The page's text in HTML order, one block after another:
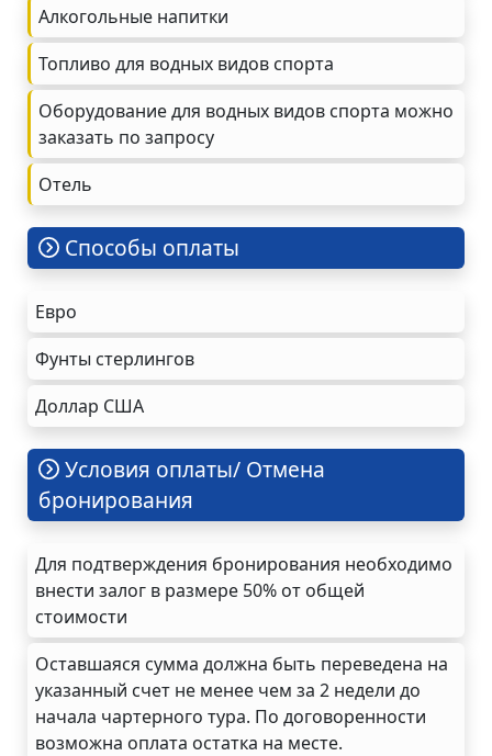
Алкогольные напитки
Топливо для водных видов спорта
Оборудование для водных видов спорта можно
заказать по запросу
Oтель
Cпособы оплаты
Евро
Фунты стерлингов
Доллар США
Условия оплаты/ Отмена
бронирования
Для подтверждения бронирования необходимо
внести залог в размере 50% от общей
стоимости
Оставшаяся сумма должна быть переведена на
указанный счет не менее чем за 2 недели до
начала чартерного тура. По договоренности
возможна оплата остатка на месте.